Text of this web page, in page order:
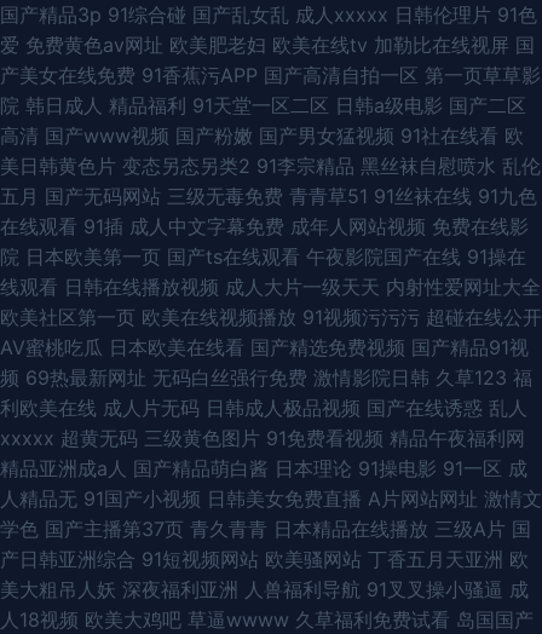
国产精品3p 91综合碰 国产乱女乱 成人xxxxx 日韩伦理片 91色
爱 免费黄色av网址 欧美肥老妇 欧美在线tv 加勒比在线视屏 国
产美女在线免费 91香蕉污APP 国产高清自拍一区 第一页草草影
院 韩日成人 精品福利 91天堂一区二区 日韩a级电影 国产二区
高清 国产www视频 国产粉嫩 国产男女猛视频 91社在线看 欧
美日韩黄色片 变态另态另类2 91李宗精品 黑丝袜自慰喷水 乱伦
五月 国产无码网站 三级无毒免费 青青草51 91丝袜在线 91九色
在线观看 91插 成人中文字幕免费 成年人网站视频 免费在线影
院 日本欧美第一页 国产ts在线观看 午夜影院国产在线 91操在
线观看 日韩在线播放视频 成人大片一级天天 内射性爱网址大全
欧美社区第一页 欧美在线视频播放 91视频污污污 超碰在线公开
AV蜜桃吃瓜 日本欧美在线看 国产精选免费视频 国产精品91视
频 69热最新网址 无码白丝强行免费 激情影院日韩 久草123 福
利欧美在线 成人片无码 日韩成人极品视频 国产在线诱惑 乱人
xxxxx 超黄无码 三级黄色图片 91免费看视频 精品午夜福利网
精品亚洲成a人 国产精品萌白酱 日本理论 91操电影 91一区 成
人精品无 91国产小视频 日韩美女免费直播 A片网站网址 激情文
学色 国产主播第37页 青久青青 日本精品在线播放 三级A片 国
产日韩亚洲综合 91短视频网站 欧美骚网站 丁香五月天亚洲 欧
美大粗吊人妖 深夜福利亚洲 人兽福利导航 91叉叉操小骚逼 成
人18视频 欧美大鸡吧 草逼wwww 久草福利免费试看 岛国国产